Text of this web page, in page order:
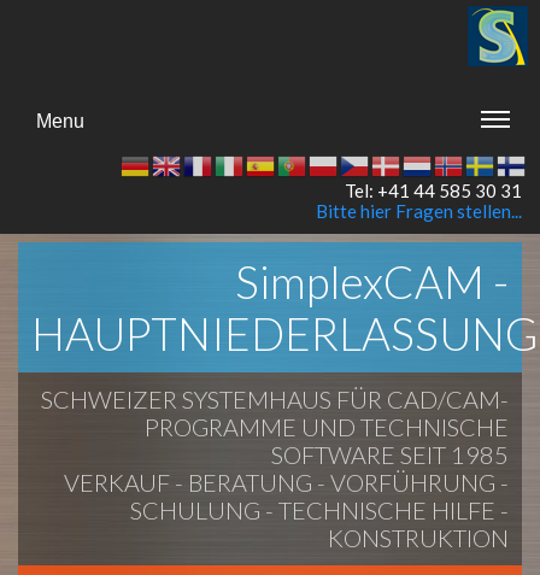
SimplexCAM -
HAUPTNIEDERLASSUNG
SCHWEIZER SYSTEMHAUS FÜR CAD/CAM-
PROGRAMME UND TECHNISCHE
SOFTWARE SEIT 1985
VERKAUF - BERATUNG - VORFÜHRUNG -
SCHULUNG - TECHNISCHE HILFE -
KONSTRUKTION
Menu
Tel: +41 44 585 30 31
Bitte hier Fragen stellen...